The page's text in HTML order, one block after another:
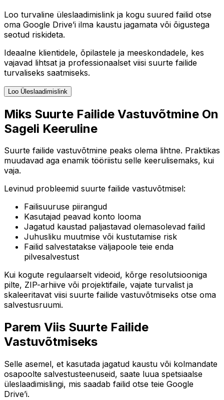
Loo turvaline üleslaadimislink ja kogu suured failid otse
oma Google Drive’i ilma kaustu jagamata või õigustega
seotud riskideta.
Ideaalne klientidele, õpilastele ja meeskondadele, kes
vajavad lihtsat ja professionaalset viisi suurte failide
turvaliseks saatmiseks.
Loo Üleslaadimislink
Miks Suurte Failide Vastuvõtmine On
Sageli Keeruline
Suurte failide vastuvõtmine peaks olema lihtne. Praktikas
muudavad aga enamik tööriistu selle keerulisemaks, kui
vaja.
Levinud probleemid suurte failide vastuvõtmisel:
Failisuuruse piirangud
Kasutajad peavad konto looma
Jagatud kaustad paljastavad olemasolevad failid
Juhusliku muutmise või kustutamise risk
Failid salvestatakse väljapoole teie enda
pilvesalvestust
Kui kogute regulaarselt videoid, kõrge resolutsiooniga
pilte, ZIP-arhiive või projektifaile, vajate turvalist ja
skaleeritavat viisi suurte failide vastuvõtmiseks otse oma
salvestusruumi.
Parem Viis Suurte Failide
Vastuvõtmiseks
Selle asemel, et kasutada jagatud kaustu või kolmandate
osapoolte salvestusteenuseid, saate luua spetsiaalse
üleslaadimislingi, mis saadab failid otse teie Google
Drive’i.